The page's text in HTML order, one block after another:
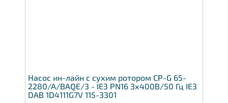
Насос ин-лайн с сухим ротором CP-G 65-
2280/A/BAQE/3 - IE3 PN16 3x400В/50 Гц IE3
DAB 1D4111G7V 115-3301